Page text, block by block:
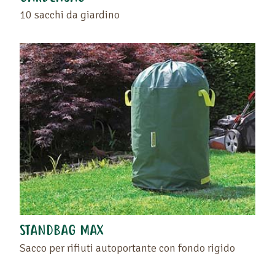
10 sacchi da giardino
STANDBAG MAX
Sacco per rifiuti autoportante con fondo rigido